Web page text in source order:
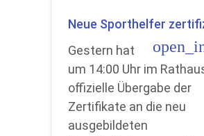
Neue Sporthelfer
Gestern hat
um 14:00 Uhr im
offizielle Übergabe der
Zertifikate an die neu
ausgebildeten